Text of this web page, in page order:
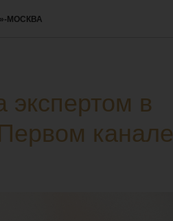
МОСКВА
в
канале